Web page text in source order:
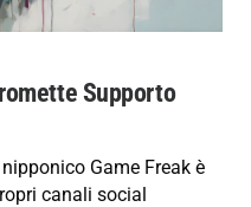
Supporto
Game Freak è
canali social